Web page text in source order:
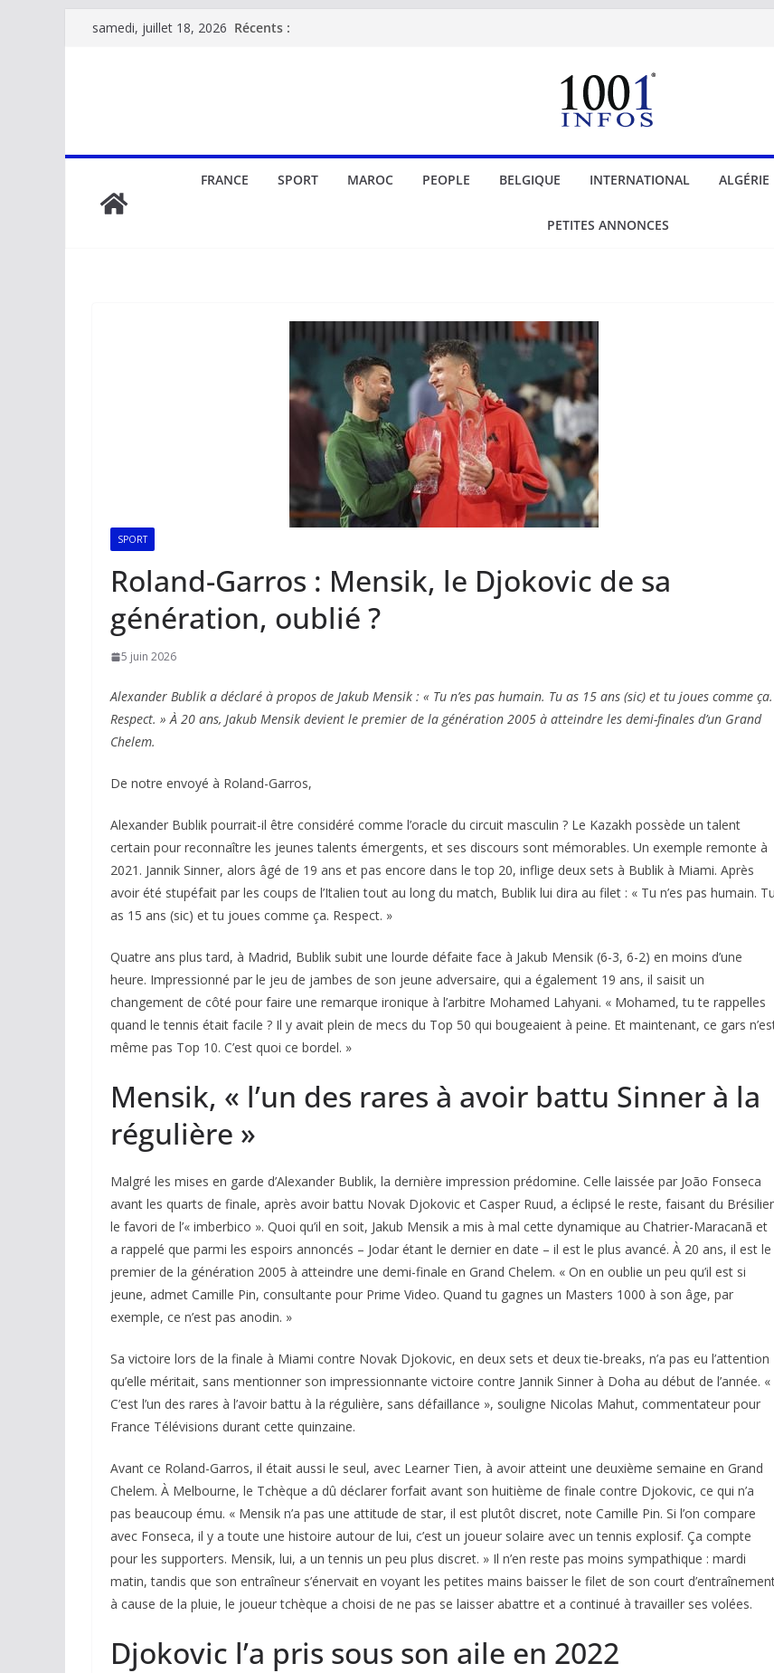
Passersamedi, juillet 18, 2026 Récents :
FRANCE SPORT MAROC PEOPLE BELGIQUE INTERNATIONAL ALGÉRIE
PETITES ANNONCES
SPORT
Roland-Garros : Mensik, le Djokovic de sa
génération, oublié ?
5 juin 2026
Alexander Bublik a déclaré à propos de Jakub Mensik : « Tu n’es pas humain. Tu as 15 ans (sic) et tu joues comme ça.
Respect. » À 20 ans, Jakub Mensik devient le premier de la génération 2005 à atteindre les demi-finales d’un Grand
Chelem.
De notre envoyé à Roland-Garros,
Alexander Bublik pourrait-il être considéré comme l’oracle du circuit masculin ? Le Kazakh possède un talent
certain pour reconnaître les jeunes talents émergents, et ses discours sont mémorables. Un exemple remonte à
2021. Jannik Sinner, alors âgé de 19 ans et pas encore dans le top 20, inflige deux sets à Bublik à Miami. Après
avoir été stupéfait par les coups de l’Italien tout au long du match, Bublik lui dira au filet : « Tu n’es pas humain. Tu
as 15 ans (sic) et tu joues comme ça. Respect. »
Quatre ans plus tard, à Madrid, Bublik subit une lourde défaite face à Jakub Mensik (6-3, 6-2) en moins d’une
heure. Impressionné par le jeu de jambes de son jeune adversaire, qui a également 19 ans, il saisit un
changement de côté pour faire une remarque ironique à l’arbitre Mohamed Lahyani. « Mohamed, tu te rappelles
quand le tennis était facile ? Il y avait plein de mecs du Top 50 qui bougeaient à peine. Et maintenant, ce gars
même pas Top 10. C’est quoi ce bordel. »
Mensik, « l’un des rares à avoir battu Sinner à la
régulière »
Malgré les mises en garde d’Alexander Bublik, la dernière impression prédomine. Celle laissée par João Fonseca
avant les quarts de finale, après avoir battu Novak Djokovic et Casper Ruud, a éclipsé le reste, faisant du
le favori de l’« imberbico ». Quoi qu’il en soit, Jakub Mensik a mis à mal cette dynamique au Chatrier-Maracanã et
a rappelé que parmi les espoirs annoncés – Jodar étant le dernier en date – il est le plus avancé. À 20 ans, il est le
premier de la génération 2005 à atteindre une demi-finale en Grand Chelem. « On en oublie un peu qu’il est si
jeune, admet Camille Pin, consultante pour Prime Video. Quand tu gagnes un Masters 1000 à son âge, par
exemple, ce n’est pas anodin. »
Sa victoire lors de la finale à Miami contre Novak Djokovic, en deux sets et deux tie-breaks, n’a pas eu l’attention
qu’elle méritait, sans mentionner son impressionnante victoire contre Jannik Sinner à Doha au début de l’année. «
C’est l’un des rares à l’avoir battu à la régulière, sans défaillance », souligne Nicolas Mahut, commentateur pour
France Télévisions durant cette quinzaine.
Avant ce Roland-Garros, il était aussi le seul, avec Learner Tien, à avoir atteint une deuxième semaine en Grand
Chelem. À Melbourne, le Tchèque a dû déclarer forfait avant son huitième de finale contre Djokovic, ce qui n’a
pas beaucoup ému. « Mensik n’a pas une attitude de star, il est plutôt discret, note Camille Pin. Si l’on compare
avec Fonseca, il y a toute une histoire autour de lui, c’est un joueur solaire avec un tennis explosif. Ça compte
pour les supporters. Mensik, lui, a un tennis un peu plus discret. » Il n’en reste pas moins sympathique : mardi
matin, tandis que son entraîneur s’énervait en voyant les petites mains baisser le filet de son court
à cause de la pluie, le joueur tchèque a choisi de ne pas se laisser abattre et a continué à travailler ses volées.
Djokovic l’a pris sous son aile en 2022